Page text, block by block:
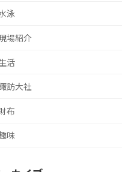
泳
場紹介
活
訪大社
布
味